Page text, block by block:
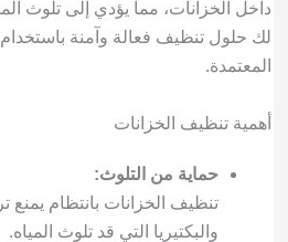
داخل الخزانات، مما يؤدي إلى تلوث
لك حلول تنظيف فعالة وآمنة باستخدام
المعتمدة.
أهمية تنظيف الخزانات
حماية من التلوث:
تنظيف الخزانات بانتظام يمنع
والبكتيريا التي قد تلوث المياه.